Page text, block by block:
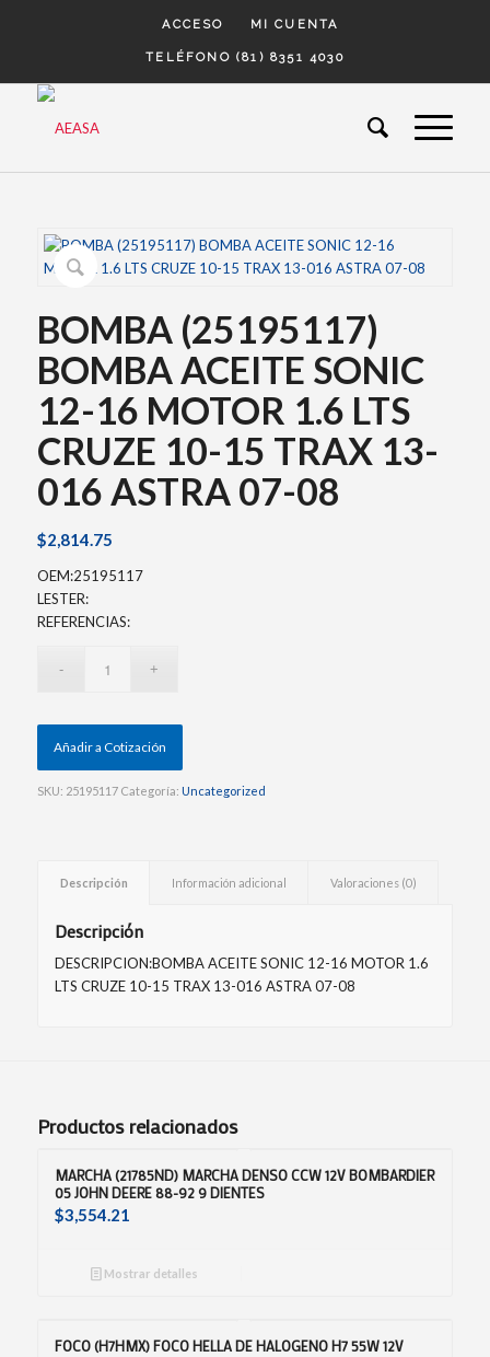
ACCESO MI CUENTA
TELÉFONO (81) 8351 4030
BOMBA (25195117)
BOMBA ACEITE SONIC
12-16 MOTOR 1.6 LTS
CRUZE 10-15 TRAX 13-
016 ASTRA 07-08
$2,814.75
OEM:25195117
LESTER:
REFERENCIAS:
Añadir a Cotización
SKU: 25195117 Categoría: Uncategorized
Descripción Información adicional Valoraciones (0)
Descripción
DESCRIPCION:BOMBA ACEITE SONIC 12-16 MOTOR 1.6
LTS CRUZE 10-15 TRAX 13-016 ASTRA 07-08
Productos relacionados
MARCHA (21785ND) MARCHA DENSO CCW 12V BOMBARDIER
05 JOHN DEERE 88-92 9 DIENTES
$3,554.21
Mostrar detalles
FOCO (H7HMX) FOCO HELLA DE HALOGENO H7 55W 12V